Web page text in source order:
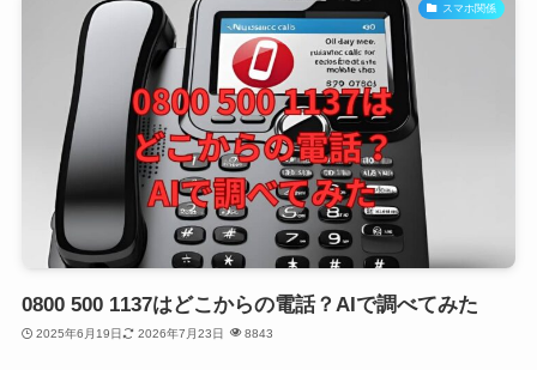
スマホ関係
0800 500 1137はどこからの電話？AIで調べてみた
2025年6月19日 2026年7月23日 8843